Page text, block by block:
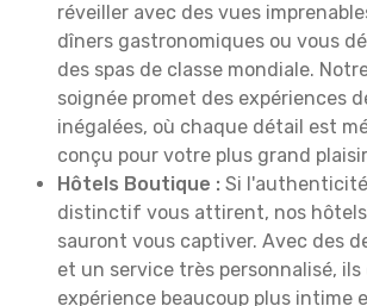
réveiller avec des vues
dîners gastronomiques ou vous
des spas de classe mondiale.
soignée promet des expériences
inégalées, où chaque détail est
conçu pour votre plus grand
Hôtels Boutique : Si
distinctif vous attirent, nos
sauront vous captiver. Avec des
et un service très personnalisé,
expérience beaucoup plus intime